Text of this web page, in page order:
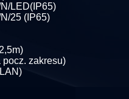
LED(IP65)
25 (IP65)
pocz. zakresu)